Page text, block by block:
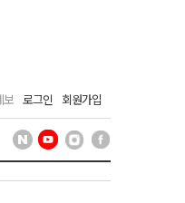
보 로그인 회원가입